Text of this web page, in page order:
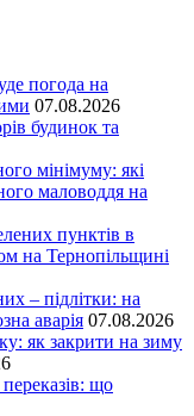
погода на
07.08.2026
будинок та
мінімуму: які
маловоддя на
пунктів в
на Тернопільщині
– підлітки: на
аварія 07.08.2026
як закрити на зиму
що